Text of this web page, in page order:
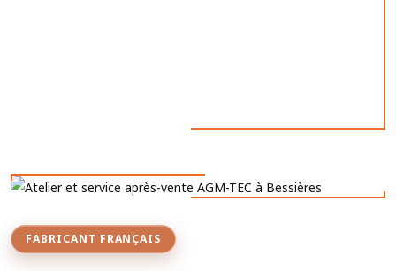
FABRICANT FRANÇAIS